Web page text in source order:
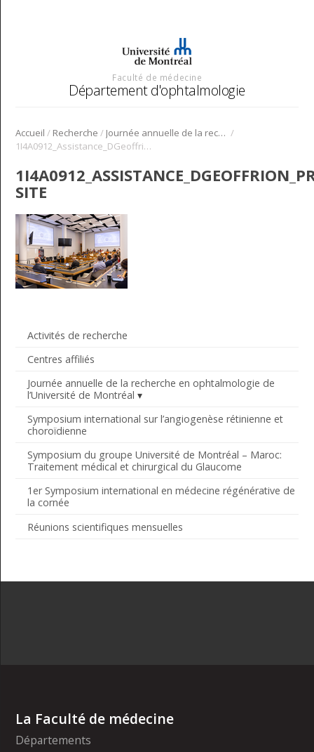
Faculté de médecine
Département d'ophtalmologie
Accueil / Recherche / Journée annuelle de la recherche en ophtalmologie de l’Université de Montréal /
1I4A0912_Assistance_DGeoffrion_Presentation_Orale_miniature site
Activités de recherche
Centres affiliés
Journée annuelle de la recherche en ophtalmologie de
l’Université de Montréal
Symposium international sur l’angiogenèse rétinienne et
choroïdienne
Symposium du groupe Université de Montréal – Maroc:
Traitement médical et chirurgical du Glaucome
1er Symposium international en médecine régénérative de
la cornée
Réunions scientifiques mensuelles
SITE
La Faculté de médecine
Départements